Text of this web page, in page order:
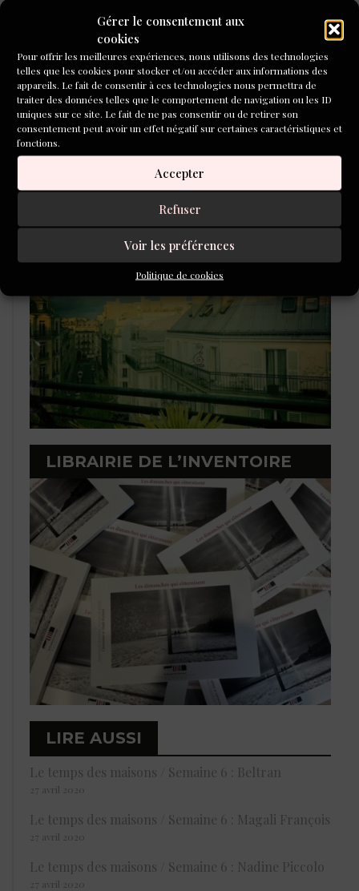
Gérer le consentement aux
cookies
Pour offrir les meilleures expériences, nous utilisons des technologies
telles que les cookies pour stocker et/ou accéder aux informations des
appareils. Le fait de consentir à ces technologies nous permettra de
traiter des données telles que le comportement de navigation ou les ID
uniques sur ce site. Le fait de ne pas consentir ou de retirer son
consentement peut avoir un effet négatif sur certaines caractéristiques et
fonctions.
Accepter
Refuser
Voir les préférences
Politique de cookies
L'ÉCOLE DU ROMAN D'ALEPH-
LIBRAIRIE DE L’INVENTOIRE
LIRE AUSSI
Le temps des maisons / Semaine 6 : Beltran
27 avril 2020
Le temps des maisons / Semaine 6 : Magali François
27 avril 2020
Le temps des maisons / Semaine 6 : Nadine Piccolo
27 avril 2020